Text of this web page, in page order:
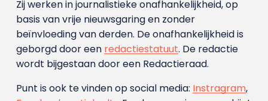
Zij werken in journalistieke onafhankelijkheid, op
basis van vrije nieuwsgaring en zonder
beïnvloeding van derden. De onafhankelijkheid is
geborgd door een redactiestatuut. De redactie
wordt bijgestaan door een Redactieraad.
Punt is ook te vinden op social media: Instragram,